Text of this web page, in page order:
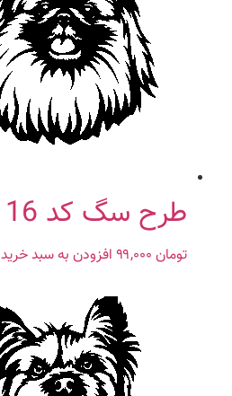
طرح سگ کد 16
تومان افزودن به سبد خرید